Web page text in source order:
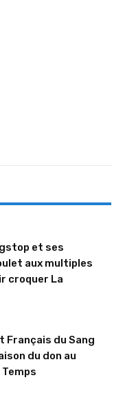
et ses
aux multiples
croquer La
Français du Sang
du don au